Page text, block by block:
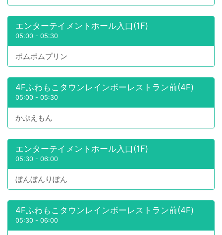
エンターテイメントホール入口(1F)
05:00 - 05:30
ポムポムプリン
4Fふわもこタウンレインボーレストラン前(4F)
05:00 - 05:30
かぷえもん
エンターテイメントホール入口(1F)
05:30 - 06:00
ぼんぼんりぼん
4Fふわもこタウンレインボーレストラン前(4F)
05:30 - 06:00